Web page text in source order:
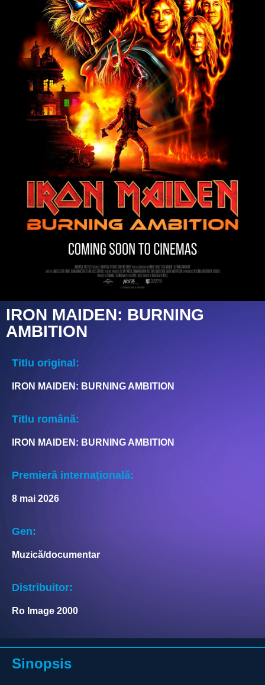
IRON MAIDEN: BURNING
AMBITION
Titlu original:
IRON MAIDEN: BURNING AMBITION
Titlu română:
IRON MAIDEN: BURNING AMBITION
Premieră internațională:
8 mai 2026
Gen:
Muzică/documentar
Distribuitor:
Ro Image 2000
Sinopsis